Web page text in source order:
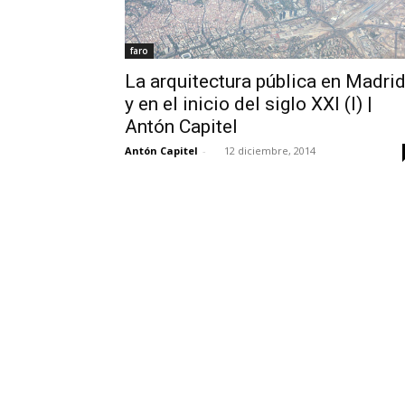
faro
La arquitectura pública en Madrid
y en el inicio del siglo XXI (I) |
Antón Capitel
Antón Capitel - 12 diciembre, 2014